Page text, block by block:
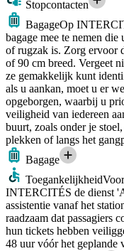
Stopcontacten
BagageOp
bagage mee te nemen
of rugzak is. Zorg ervoor
of 90 cm breed. Vergeet
ze gemakkelijk kunt
als u aankan, moet u er
opgeborgen, waarbij u
veiligheid van iedereen
buurt, zoals onder je
plekken of langs het
Bagage
Toegankelijkheid
INTERCITÉS de dienst
assistentie vanaf het
raadzaam dat passagiers
hun tickets hebben
48 uur vóór het geplande